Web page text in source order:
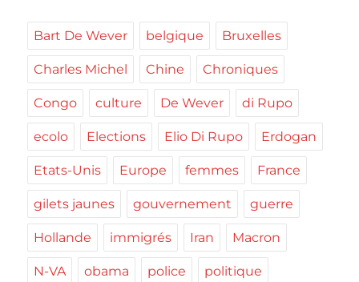
Bart De Wever belgique Bruxelles
Charles Michel Chine Chroniques
Congo culture De Wever di Rupo
ecolo Elections Elio Di Rupo Erdogan
Etats-Unis Europe femmes France
gilets jaunes gouvernement guerre
Hollande immigrés Iran Macron
N-VA obama police politique